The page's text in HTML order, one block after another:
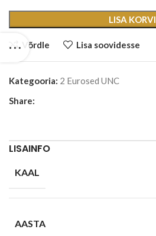
LISA KORVI
Võrdle Lisa soovidesse
Kategooria: 2 Eurosed UNC
Share:
LISAINFO
KAAL
AASTA